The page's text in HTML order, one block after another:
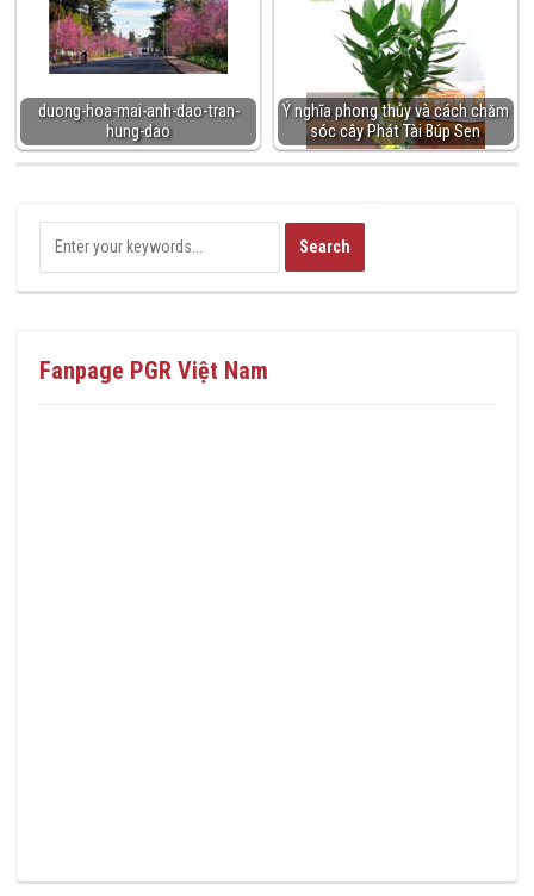
duong-hoa-mai-anh-dao-tran-
hung-dao
Ý nghĩa phong thủy và cách chăm
sóc cây Phát Tài Búp Sen
Fanpage PGR Việt Nam